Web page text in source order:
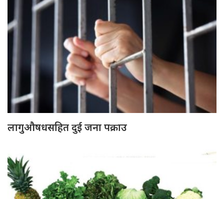
लागुऔषधसहित दुई जना पक्राउ